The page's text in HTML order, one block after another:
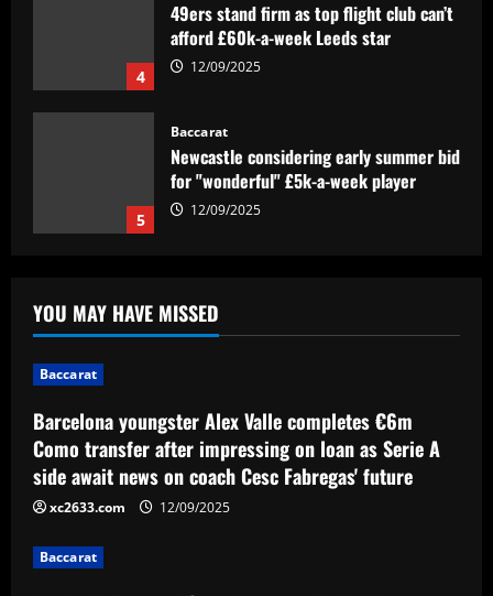
5
Baccarat
Newcastle considering early summer bid
for "wonderful" £5k-a-week player
Baccarat
Barcelona youngster Alex Valle
completes €6m Como transfer after
Baccarat
Janela de Portugal é trunfo para o
Baccarat
Edwards plots Liverpool move for
"insane" £43m Salah successor
YOU MAY HAVE MISSED
Baccarat
Barcelona youngster Alex Valle completes €6m
Como transfer after impressing on loan as Serie A
side await news on coach Cesc Fabregas' future
xc2633.com 12/09/2025
Baccarat